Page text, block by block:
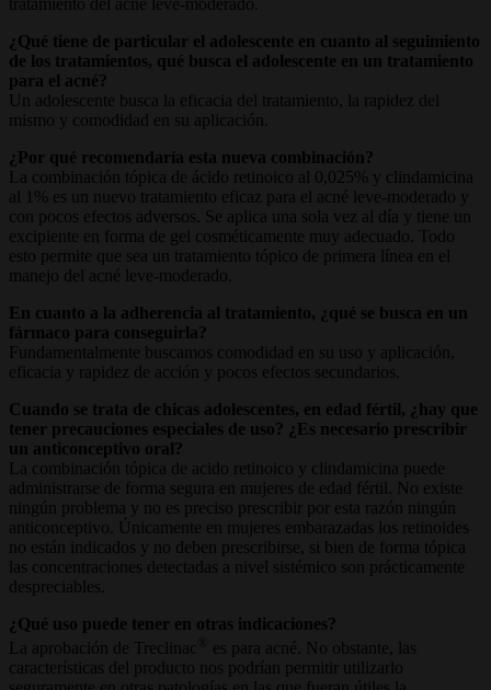
¿Qué tiene de particular el adolescente en cuanto al seguimiento
de los tratamientos, qué busca el adolescente en un tratamiento
para el acné?
Un adolescente busca la eficacia del tratamiento, la rapidez del
mismo y comodidad en su aplicación.
¿Por qué recomendaría esta nueva combinación?
La combinación tópica de ácido retinoico al 0,025% y clindamicina
al 1% es un nuevo tratamiento eficaz para el acné leve-moderado y
con pocos efectos adversos. Se aplica una sola vez al día y tiene un
excipiente en forma de gel cosméticamente muy adecuado. Todo
esto permite que sea un tratamiento tópico de primera línea en el
manejo del acné leve-moderado.
En cuanto a la adherencia al tratamiento, ¿qué se busca en un
fármaco para conseguirla?
Fundamentalmente buscamos comodidad en su uso y aplicación,
eficacia y rapidez de acción y pocos efectos secundarios.
Cuando se trata de chicas adolescentes, en edad fértil, ¿hay que
tener precauciones especiales de uso? ¿Es necesario prescribir
un anticonceptivo oral?
La combinación tópica de acido retinoico y clindamicina puede
administrarse de forma segura en mujeres de edad fértil. No existe
ningún problema y no es preciso prescribir por esta razón ningún
anticonceptivo. Únicamente en mujeres embarazadas los retinoides
no están indicados y no deben prescribirse, si bien de forma tópica
las concentraciones detectadas a nivel sistémico son prácticamente
despreciables.
¿Qué uso puede tener en otras indicaciones?
La aprobación de Treclinac
es para acné. No obstante, las
características del producto nos podrían permitir utilizarlo